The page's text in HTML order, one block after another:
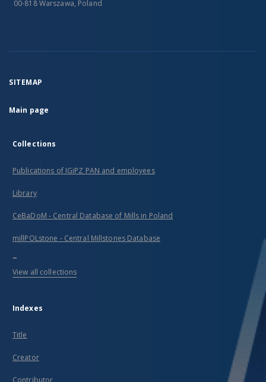
00-818 Warszawa, Poland
SITEMAP
Main page
Collections
Publications of IGiPZ PAN and employees
Library
CeBaDoM - Central Database of Mills in Poland
millPOLstone - Central Millstones Database
...
View all collections
Indexes
Title
Creator
Contributor